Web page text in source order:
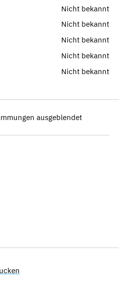
Nicht bekannt
Nicht bekannt
Nicht bekannt
Nicht bekannt
Nicht bekannt
ausgeblendet